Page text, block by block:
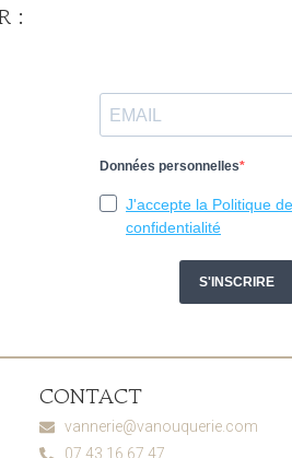
:
CONTACT
vannerie@vanouquerie.com
07.43.16.67.47